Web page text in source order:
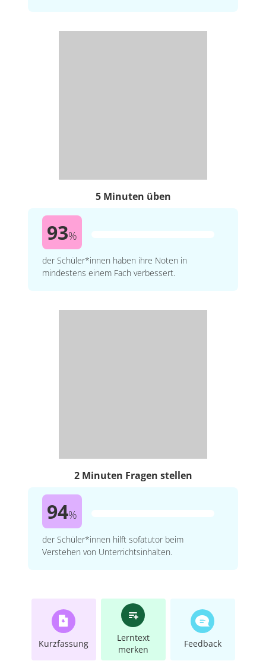
5 Minuten üben
93%
der Schüler*innen haben ihre Noten in
mindestens einem Fach verbessert.
2 Minuten Fragen stellen
94%
der Schüler*innen hilft sofatutor beim
Verstehen von Unterrichtsinhalten.
Kurzfassung
Lerntext
merken
Feedback